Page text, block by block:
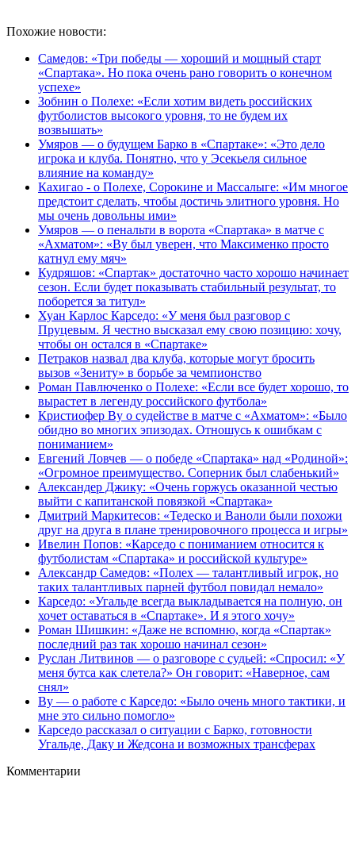
Похожие новости:
Самедов: «Три победы — хороший и мощный старт
«Спартака». Но пока очень рано говорить о конечном
успехе»
Зобнин о Полехе: «Если хотим видеть российских
футболистов высокого уровня, то не будем их
возвышать»
Умяров — о будущем Барко в «Спартаке»: «Это дело
игрока и клуба. Понятно, что у Эсекьеля сильное
влияние на команду»
Кахигао - о Полехе, Сорокине и Массалыге: «Им многое
предстоит сделать, чтобы достичь элитного уровня. Но
мы очень довольны ими»
Умяров — о пенальти в ворота «Спартака» в матче с
«Ахматом»: «Ву был уверен, что Максименко просто
катнул ему мяч»
Кудряшов: «Спартак» достаточно часто хорошо начинает
сезон. Если будет показывать стабильный результат, то
поборется за титул»
Хуан Карлос Карседо: «У меня был разговор с
Пруцевым. Я честно высказал ему свою позицию: хочу,
чтобы он остался в «Спартаке»
Петраков назвал два клуба, которые могут бросить
вызов «Зениту» в борьбе за чемпионство
Роман Павлюченко о Полехе: «Если все будет хорошо, то
вырастет в легенду российского футбола»
Кристиофер Ву о судействе в матче с «Ахматом»: «Было
обидно во многих эпизодах. Отношусь к ошибкам с
пониманием»
Евгений Ловчев — о победе «Спартака» над «Родиной»:
«Огромное преимущество. Соперник был слабенький»
Александер Джику: «Очень горжусь оказанной честью
выйти с капитанской повязкой «Спартака»
Дмитрий Маркитесов: «Тедеско и Ваноли были похожи
друг на друга в плане тренировочного процесса и игры»
Ивелин Попов: «Карседо с пониманием относится к
футболистам «Спартака» и российской культуре»
Александр Самедов: «Полех — талантливый игрок, но
таких талантливых парней футбол повидал немало»
Карседо: «Угальде всегда выкладывается на полную, он
хочет оставаться в «Спартаке». И я этого хочу»
Роман Шишкин: «Даже не вспомню, когда «Спартак»
последний раз так хорошо начинал сезон»
Руслан Литвинов — о разговоре с судьей: «Спросил: «У
меня бутса как слетела?» Он говорит: «Наверное, сам
снял»
Ву — о работе с Карседо: «Было очень много тактики, и
мне это сильно помогло»
Карседо рассказал о ситуации с Барко, готовности
Угальде, Даку и Жедсона и возможных трансферах
Комментарии